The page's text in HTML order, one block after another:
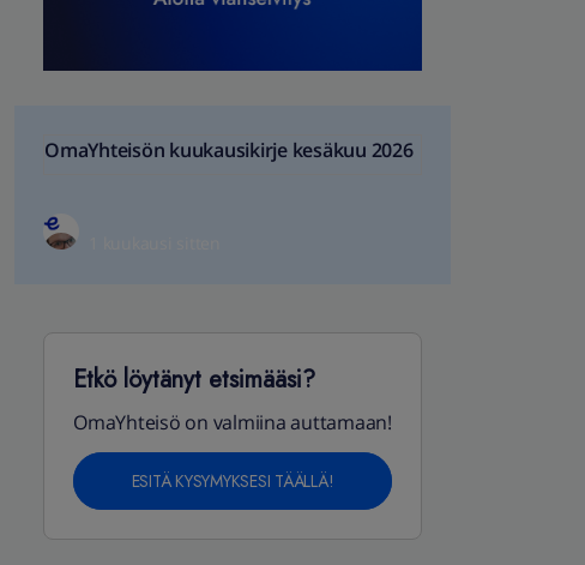
OmaYhteisön kuukausikirje kesäkuu 2026
Etkö löytänyt etsimääsi?
OmaYhteisö on valmiina auttamaan!
ESITÄ KYSYMYKSESI TÄÄLLÄ!